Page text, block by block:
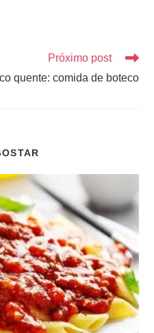
Próximo post
quente: comida de boteco